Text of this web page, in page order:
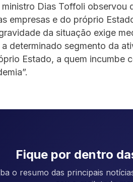
Dias Toffoli observou
empresas e do próprio
da situação exige
determinado segmento da
Estado, a quem incumbe
Fique por dentro
o resumo das principais